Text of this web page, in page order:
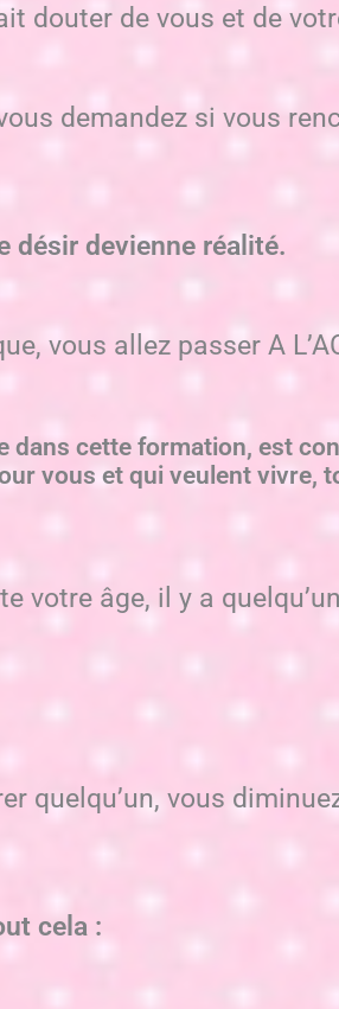
douter de vous et de
demandez si vous
désir devienne réalité.
vous allez passer A
cette formation, est
vous et qui veulent vivre,
votre âge, il y a
quelqu’un, vous
cela :